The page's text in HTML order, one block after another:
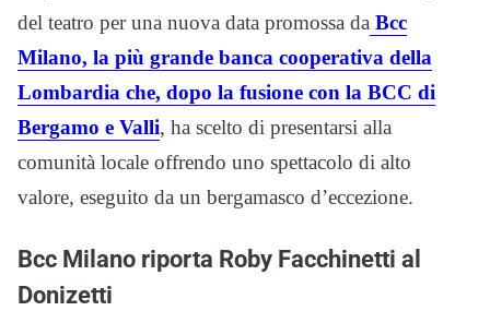
del teatro per una nuova data promossa da Bcc
Milano, la più grande banca cooperativa della
Lombardia che, dopo la fusione con la BCC di
Bergamo e Valli, ha scelto di presentarsi alla
comunità locale offrendo uno spettacolo di alto
valore, eseguito da un bergamasco d’eccezione.
Bcc Milano riporta Roby Facchinetti al
Donizetti